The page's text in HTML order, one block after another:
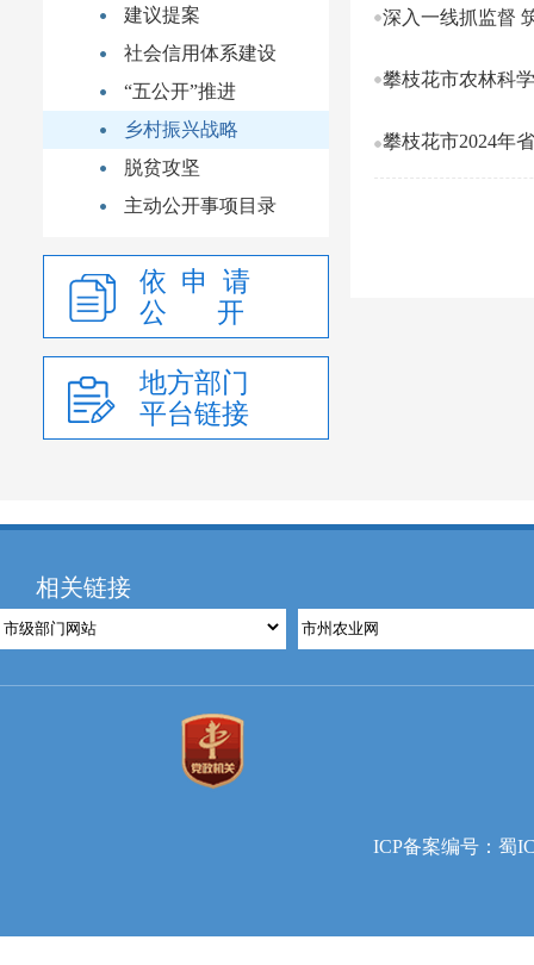
建议提案
社会信用体系建设
“五公开”推进
乡村振兴战略
脱贫攻坚
主动公开事项目录
依 申 请
公 开
地方部门
平台链接
深入一线抓监督
攀枝花市农林科
攀枝花市2024年
相关链接
ICP备案编号：蜀